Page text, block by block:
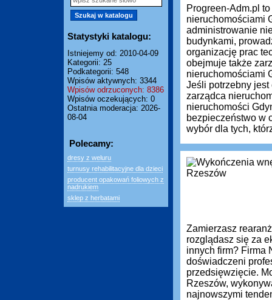
Statystyki katalogu:
Istniejemy od: 2010-04-09
Kategorii: 25
Podkategorii: 548
Wpisów aktywnych: 3344
Wpisów odrzuconych: 8386
Wpisów oczekujących: 0
Ostatnia moderacja: 2026-
08-04
Polecamy:
dresy z weluru
turnusy rehabilitacyjne dla dzieci
producent opakowań foliowych z
nadrukiem
sklep z herbatami
Progreen-Adm.pl
nieruchomościami
administrowanie
budynkami,
organizację prac
obejmuje także
nieruchomościami
Jeśli potrzebny
zarządca
nieruchomości
bezpieczeństwo w
wybór dla tych,
Zamierzasz
rozglądasz się za
innych firm? Firma
doświadczeni
przedsięwzięcie.
Rzeszów,
najnowszymi